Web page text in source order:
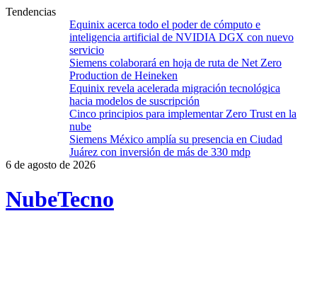
Tendencias
Equinix acerca todo el poder de cómputo e
inteligencia artificial de NVIDIA DGX con nuevo
servicio
Siemens colaborará en hoja de ruta de Net Zero
Production de Heineken
Equinix revela acelerada migración tecnológica
hacia modelos de suscripción
Cinco principios para implementar Zero Trust en la
nube
Siemens México amplía su presencia en Ciudad
Juárez con inversión de más de 330 mdp
6 de agosto de 2026
NubeTecno